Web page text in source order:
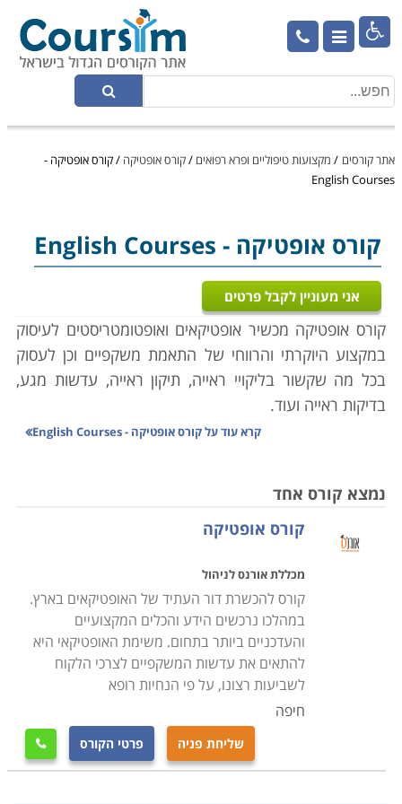

אתר קורסים / מקצועות טיפוליים ופרא רפואים /קורס אופטיקה /קורס אופטיקה -
English Courses
קורס אופטיקה - English Courses
אני מעוניין לקבל פרטים
קורס אופטיקה מכשיר אופטיקאים ואופטומטריסטים לעיסוק
במקצוע היוקרתי והרווחי של התאמת משקפיים וכן לעסוק
בכל מה שקשור בליקויי ראייה, תיקון ראייה, עדשות מגע,
בדיקות ראייה ועוד.
אלה הפכו לנגישים וזולים יותר לרכישה על ידי קהל קצרי
הרואי. אם בעבר היה קושי ברכישת משקפיים העונים בדיוק
על הצרכים של האדם קצר הרואי, הרי שהיום האמצעים
הטכנולוגים העומדים לרשותו של בעל המקצוע מאפשרים
לו לתת מענה הולם ולמעלה מזה לכל לקוח ולכל סוג של
בעיה, ובמחיר השווה לכל נפש, כזה שניתן לעמוד בו ביתר
תכני הלימודים כוללים ידע נרחב בפיזיקה: תורת האור,
החזרי אור, מדידות שונות, מראות, סוגי עדשות, סוגי עיניים
ואישונים, מערכת הראייה, תיקון ראייה, שיקולי פזילה,
קרא עוד עלקורס אופטיקה - English Courses
נמצא קורס אחד
קורס אופטיקה
מכללת אורנס לניהול
קורס להכשרת דור העתיד של האופטיקאים בארץ.
במהלכו נרכשים הידע והכלים המקצועיים
והעדכניים ביותר בתחום. משימת האופטיקאי היא
להתאים את עדשות המשקפיים לצרכי הלקוח
לשביעות רצונו, על פי הנחיות רופא
חיפה
שליחת פניה פרטי הקורס 